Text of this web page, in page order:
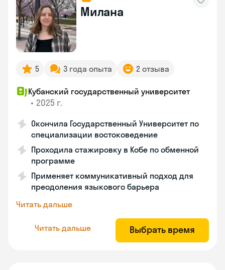
Милана
5 3 года опыта 2 отзыва
Кубанский государственный университет
• 2025 г.
Окончила Государственный Университет по
специализации востоковедение
Проходила стажировку в Кобе по обменной
программе
Применяет коммуникативный подход для
преодоления языкового барьера
Читать дальше
Читать дальше Выбрать время